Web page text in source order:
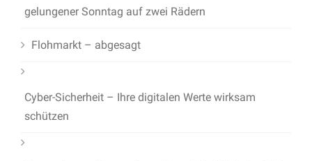
gelungener Sonntag auf zwei Rädern
Flohmarkt – abgesagt
Cyber-Sicherheit – Ihre digitalen Werte wirksam
schützen